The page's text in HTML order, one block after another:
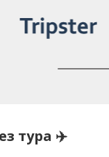
тура ✈️